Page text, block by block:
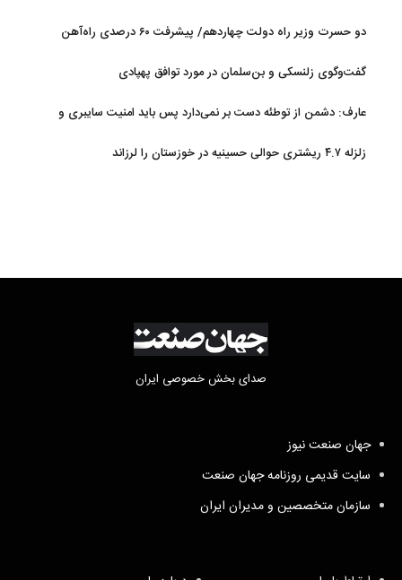
دو حسرت وزیر راه دولت چهاردهم/ پیشرفت ۶۰ درصدی راه‌آهن
گفت‌وگوی زلنسکی و بن‌سلمان در مورد توافق پهپادی
عارف: دشمن از توطئه دست بر نمی‌دارد پس باید امنیت سایبری و
زلزله ۴.۷ ریشتری حوالی حسینیه در خوزستان را لرزاند
صدای بخش خصوصی ایران
جهان صنعت نیوز
سایت قدیمی روزنامه جهان صنعت
سازمان متخصصین و مدیران ایران